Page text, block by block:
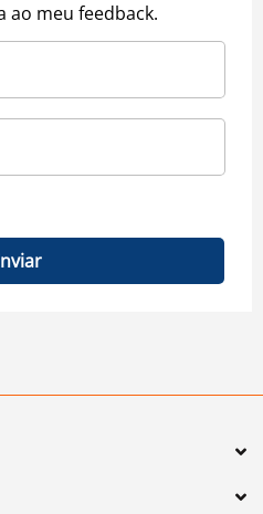
ao meu feedback.